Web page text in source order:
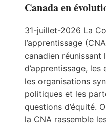
Canada en
31-juillet-2026 La
l’apprentissage
canadien réunissant
d’apprentissage,
les organisations
politiques et les
questions d’équité.
la CNA rassemble